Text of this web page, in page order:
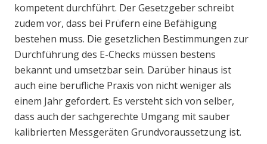
kompetent durchführt. Der Gesetzgeber schreibt
zudem vor, dass bei Prüfern eine Befähigung
bestehen muss. Die gesetzlichen Bestimmungen zur
Durchführung des E-Checks müssen bestens
bekannt und umsetzbar sein. Darüber hinaus ist
auch eine berufliche Praxis von nicht weniger als
einem Jahr gefordert. Es versteht sich von selber,
dass auch der sachgerechte Umgang mit sauber
kalibrierten Messgeräten Grundvoraussetzung ist.